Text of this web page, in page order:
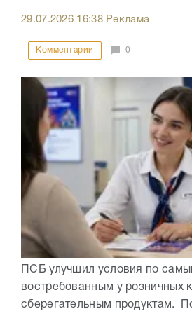
29.07.2026 16:38Реклама
Комментарии 0
ПСБ улучшил условия по
востребованным у розничных
сберегательным продуктам.